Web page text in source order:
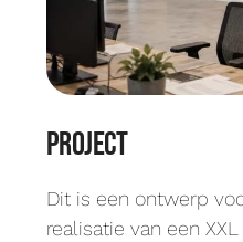
project
Dit is een ontwerp
realisatie van een